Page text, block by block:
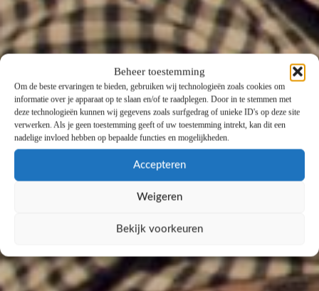
Beheer toestemming
Om de beste ervaringen te bieden, gebruiken wij technologieën zoals cookies om
informatie over je apparaat op te slaan en/of te raadplegen. Door in te stemmen met
deze technologieën kunnen wij gegevens zoals surfgedrag of unieke ID's op deze site
verwerken. Als je geen toestemming geeft of uw toestemming intrekt, kan dit een
nadelige invloed hebben op bepaalde functies en mogelijkheden.
Accepteren
Weigeren
Bekijk voorkeuren